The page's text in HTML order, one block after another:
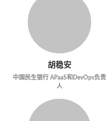
胡稳安
中国民生银行 APaaS和DevOps负责
人